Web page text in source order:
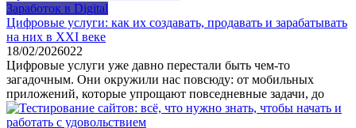
Заработок в Digital
Цифровые услуги: как их создавать, продавать и зарабатывать
на них в XXI веке
18/02/2026022
Цифровые услуги уже давно перестали быть чем-то
загадочным. Они окружили нас повсюду: от мобильных
приложений, которые упрощают повседневные задачи, до